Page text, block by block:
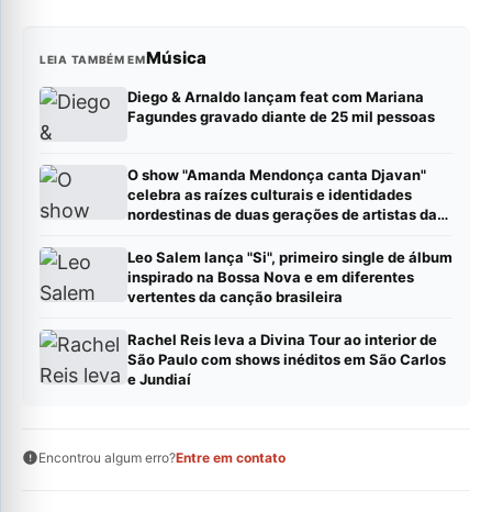
LEIA TAMBÉM EMMúsica
Diego & Arnaldo lançam feat com Mariana
Fagundes gravado diante de 25 mil pessoas
O show "Amanda Mendonça canta Djavan"
celebra as raízes culturais e identidades
nordestinas de duas gerações de artistas da
Leo Salem lança "Si", primeiro single de álbum
inspirado na Bossa Nova e em diferentes
vertentes da canção brasileira
Rachel Reis leva a Divina Tour ao interior de
São Paulo com shows inéditos em São Carlos
e Jundiaí
Encontrou algum erro?Entre em contato